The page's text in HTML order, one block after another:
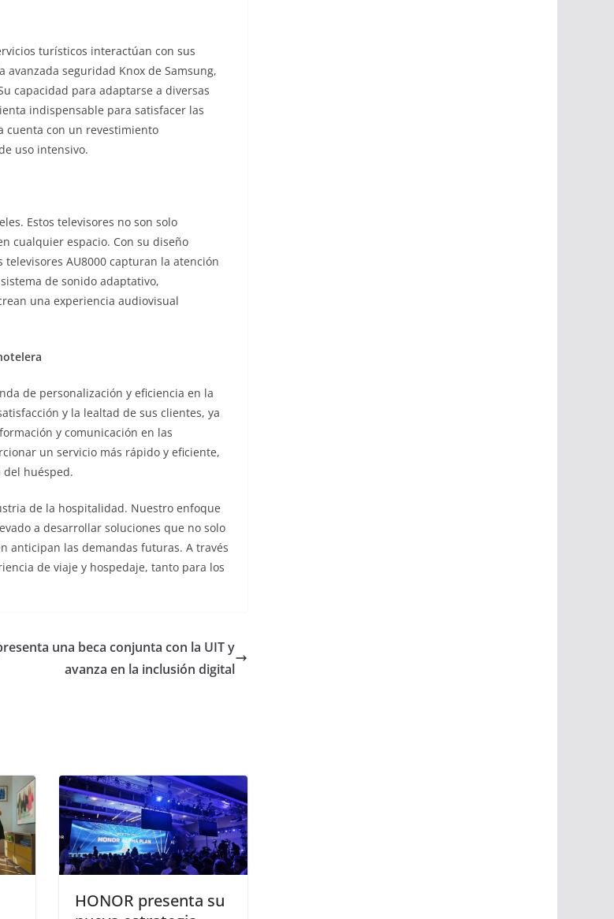
turísticos interactúan con sus
seguridad Knox de Samsung,
capacidad para adaptarse a diversas
indispensable para satisfacer las
cuenta con un revestimiento
uso intensivo.
Estos televisores no son solo
cualquier espacio. Con su diseño
AU8000 capturan la atención
de sonido adaptativo,
una experiencia audiovisual
de personalización y eficiencia en la
y la lealtad de sus clientes, ya
y comunicación en las
un servicio más rápido y eficiente,
del huésped.
de la hospitalidad. Nuestro enfoque
a desarrollar soluciones que no solo
anticipan las demandas futuras. A través
de viaje y hospedaje, tanto para los
una beca conjunta con la UIT y
avanza en la inclusión digital
HONOR presenta su